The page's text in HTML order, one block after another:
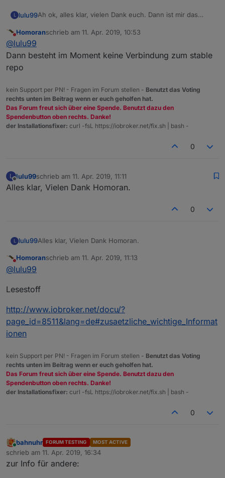
L lulu99Ah ok, alles klar, vielen Dank euch. Dann ist mir das
sind........die können dann ruhig auf "latest" sein.....
aber war es nicht sonst immer so, dass trotzdem etwas
Nicht stören
Homoranschrieb am 11. Apr. 2019, 10:53
zuletzt editiert von
@lulu99
Dann besteht im Moment keine Verbindung zum stable
repo
kein Support per PN! - Fragen im Forum stellen - Benutzt das Voting
rechts unten im Beitrag wenn er euch geholfen hat.
Das Forum freut sich über eine Spende. Benutzt dazu den
Spendenbutton oben rechts. Danke!
der Installationsfixer: curl -fsL https://iobroker.net/fix.sh | bash -
0
L
Offline
lulu99schrieb am 11. Apr. 2019, 11:11
zuletzt editiert von
Alles klar, Vielen Dank Homoran.
0
L lulu99Alles klar, Vielen Dank Homoran.
Nicht stören
Homoranschrieb am 11. Apr. 2019, 11:13
zuletzt editiert von
@lulu99
Lesestoff
http://www.iobroker.net/docu/?
page_id=8511&lang=de#zusaetzliche_wichtige_Informat
ionen
kein Support per PN! - Fragen im Forum stellen - Benutzt das Voting
rechts unten im Beitrag wenn er euch geholfen hat.
Das Forum freut sich über eine Spende. Benutzt dazu den
Spendenbutton oben rechts. Danke!
der Installationsfixer: curl -fsL https://iobroker.net/fix.sh | bash -
0
Online
bahnuhr FORUM TESTING MOST ACTIVE
schrieb am 11. Apr. 2019, 16:34
zuletzt editiert von
zur Info für andere: